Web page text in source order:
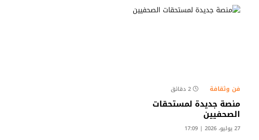
فن وثقافة 2 دقائق
منصة جديدة لمستحقات
الصحفيين
27 يوليو، 2026 | 17:09